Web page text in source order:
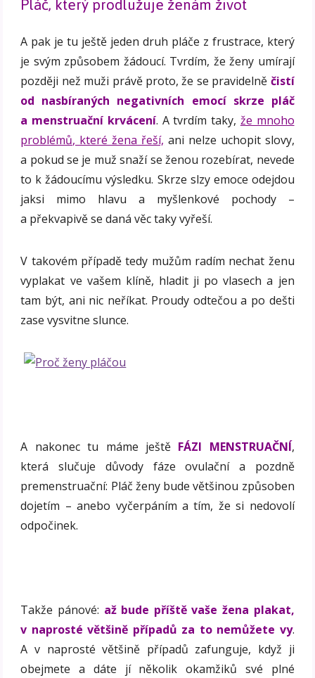
A pak je tu ještě jeden druh pláče z frustrace, který
je svým způsobem žádoucí. Tvrdím, že ženy umírají
později než muži právě proto, že se pravidelně čistí
od nasbíraných negativních emocí skrze pláč
a menstruační krvácení. A tvrdím taky, že mnoho
problémů, které žena řeší, ani nelze uchopit slovy,
a pokud se je muž snaží se ženou rozebírat, nevede
to k žádoucímu výsledku. Skrze slzy emoce odejdou
jaksi mimo hlavu a myšlenkové pochody –
a překvapivě se daná věc taky vyřeší.
V takovém případě tedy mužům radím nechat ženu
vyplakat ve vašem klíně, hladit ji po vlasech a jen
tam být, ani nic neříkat. Proudy odtečou a po dešti
zase vysvitne slunce.
A nakonec tu máme ještě FÁZI MENSTRUAČNÍ,
která slučuje důvody fáze ovulační a pozdně
premenstruační: Pláč ženy bude většinou způsoben
dojetím – anebo vyčerpáním a tím, že si nedovolí
odpočinek.
Takže pánové: až bude příště vaše žena plakat,
v naprosté většině případů za to nemůžete vy.
A v naprosté většině případů zafunguje, když ji
obejmete a dáte jí několik okamžiků své plné